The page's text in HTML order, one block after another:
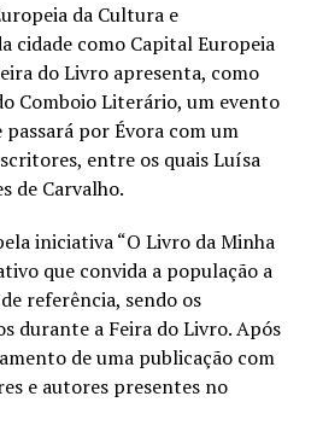
da Cultura e
cidade como Capital Europeia
do Livro apresenta, como
Comboio Literário, um evento
por Évora com um
entre os quais Luísa
de Carvalho.
iniciativa “O Livro da Minha
que convida a população a
referência, sendo os
durante a Feira do Livro. Após
de uma publicação com
e autores presentes no